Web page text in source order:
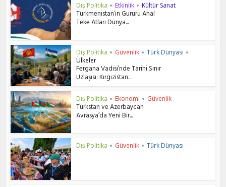
Dış Politika • Etkinlik • Kültür Sanat
Türkmenistan’ın Gururu Ahal
Teke Atları Dünya...
Dış Politika • Güvenlik • Türk Dünyası •
Ülkeler
Fergana Vadisi’nde Tarihi Sınır
Uzlaşısı: Kırgızistan...
Dış Politika • Ekonomi • Güvenlik
Türkstan ve Azerbaycan
Avrasya’da Yeni Bir...
Dış Politika • Güvenlik • Türk Dünyası